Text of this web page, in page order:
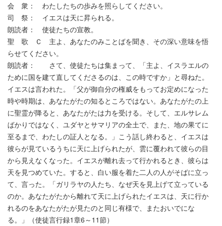
会 衆： わたしたちの歩みを照らしてください。
司 祭： イエスは天に昇られる。
朗読者： 使徒たちの宣教。
聖 歌 Ｃ 主よ、あなたのみことばを聞き、その深い意味を悟
らせてください。
朗読者： さて、使徒たちは集まって、「主よ、イスラエルの
ために国を建て直してくださるのは、この時ですか」と尋ねた。
イエスは言われた。「父が御自分の権威をもってお定めになった
時や時期は、あなたがたの知るところではない。あなたがたの上
に聖霊が降ると、あなたがたは力を受ける。そして、エルサレム
ばかりではなく、ユダヤとサマリアの全土で、また、地の果てに
至るまで、わたしの証人となる。」こう話し終わると、イエスは
彼らが見ているうちに天に上げられたが、雲に覆われて彼らの目
から見えなくなった。イエスが離れ去って行かれるとき、彼らは
天を見つめていた。すると、白い服を着た二人の人がそばに立っ
て、言った。「ガリラヤの人たち、なぜ天を見上げて立っている
のか。あなたがたから離れて天に上げられたイエスは、天に行か
れるのをあなたがたが見たのと同じ有様で、またおいでにな
る。」（使徒言行録1章6～11節）